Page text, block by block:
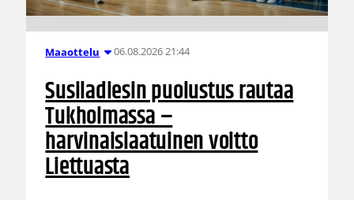
Maaottelu 06.08.2026 21:44
Susiladiesin puolustus rautaa
Tukholmassa –
harvinaislaatuinen voitto
Liettuasta